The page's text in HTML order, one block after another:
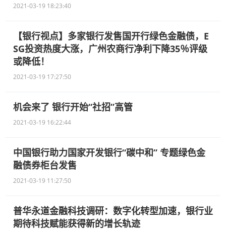
2021-03-19 18:23:40
【银行视点】多家银行发售国开行绿色金融债，E
SG投资热度大涨，广州农商行净利下降35％评级
或降低！
2021-03-19 17:27:50
机会来了 银行开始“社招”高管
2021-03-19 16:22:44
中国银行助力国家开发银行“碳中和” 专题绿色金
融债券柜台发售
2021-03-19 11:27:50
普华永道金融科技调研：数字化转型加速，银行业
期待科技赋能获得新的增长轨迹